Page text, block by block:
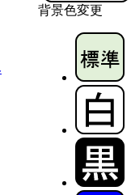
背景色変更